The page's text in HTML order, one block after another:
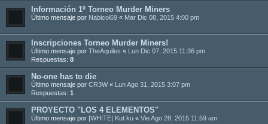
Información 1º Torneo Murder Miners
Último mensaje por Nabicol69 « Mar Dic 08, 2015 4:00 pm
Inscripciones Torneo Murder Miners!
Último mensaje por TheAquiles « Lun Dic 07, 2015 11:36 pm
Respuestas: 8
No-one has to die
Último mensaje por CR3W« Lun Ago 31, 2015 3:07 pm
Respuestas: 1
PROYECTO "LOS 4 ELEMENTOS"
Último mensaje por |WHITE| Kut ku « Vie Ago 28, 2015 11:59 am